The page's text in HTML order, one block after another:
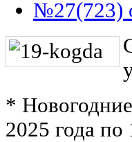
№27(723)
*
2025 года по